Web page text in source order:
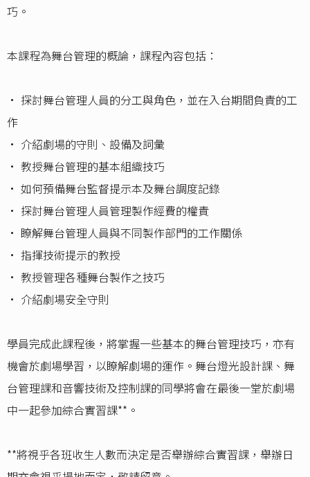
巧。
本課程為舞台管理的概論，課程內容包括：
• 探討舞台管理人員的分工與角色，並在入台期間負責的工
作
• 介紹劇場的守則、設備及詞彙
• 教授舞台管理的基本組織技巧
• 如何預備舞台監督提示本及舞台調度記錄
• 探討舞台管理人員管理製作經費的權責
• 瞭解舞台管理人員與不同製作部門的工作關係
• 指揮技術提示的教授
• 教授管理各種舞台製作之技巧
• 介紹劇場安全守則
學員完成此課程後，將掌握一些基本的舞台管理技巧，亦有
機會於劇場學習，以瞭解劇場的運作。舞台燈光設計課、舞
台管理課和音響技術及控制課的同學將會在最後一堂於劇場
中一起參加綜合實習課**。
**將視乎各班收生人數而決定是否舉辦綜合實習課，舉辦日